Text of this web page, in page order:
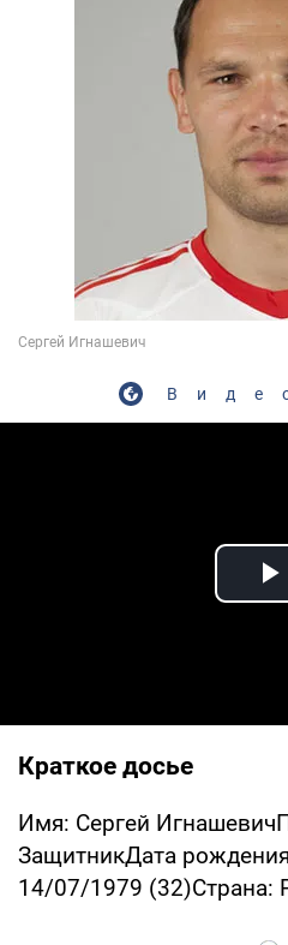
Краткое досье
Имя: Сергей
ЗащитникДата
14/07/1979 (32)Страна: